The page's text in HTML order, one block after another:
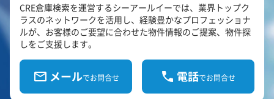
CRE倉庫検索を運営するシーアールイーでは、業界トップク
ラスのネットワークを活用し、経験豊かなプロフェッショナ
ルが、お客様のご要望に合わせた物件情報のご提案、物件探
しをご支援します。
メールでお問合せ 電話でお問合せ